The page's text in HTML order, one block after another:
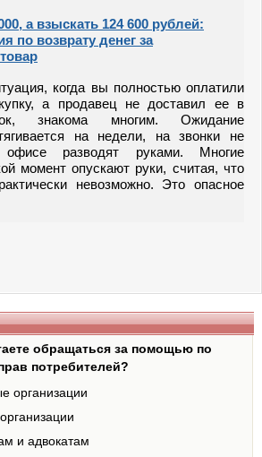
а взыскать 124 600 рублей:
по возврату денег за
когда вы полностью оплатили
а продавец не доставил ее в
знакома многим. Ожидание
на недели, на звонки не
разводят руками. Многие
момент опускают руки, считая, что
невозможно. Это опасное
обращаться за помощью по
потребителей?
организации
и адвокатам